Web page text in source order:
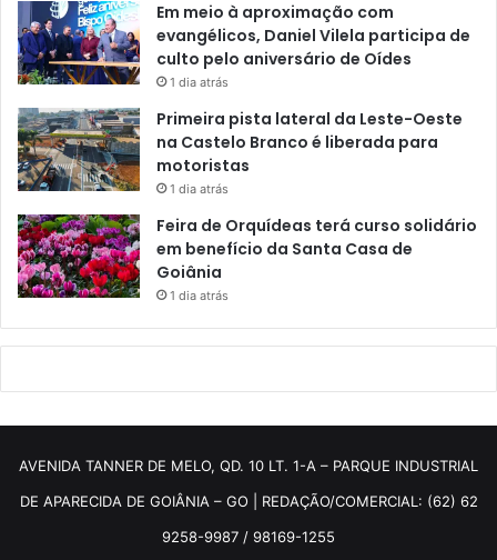
Em meio à aproximação com
evangélicos, Daniel Vilela participa de
culto pelo aniversário de Oídes
1 dia atrás
Primeira pista lateral da Leste-Oeste
na Castelo Branco é liberada para
motoristas
1 dia atrás
Feira de Orquídeas terá curso solidário
em benefício da Santa Casa de
Goiânia
1 dia atrás
AVENIDA TANNER DE MELO, QD. 10 LT. 1-A – PARQUE INDUSTRIAL
DE APARECIDA DE GOIÂNIA – GO | REDAÇÃO/COMERCIAL: (62) 62
9258-9987 / 98169-1255